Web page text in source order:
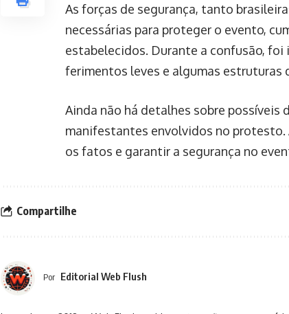
As forças de segurança, tanto
necessárias para proteger o evento,
estabelecidos. Durante a confusão,
ferimentos leves e algumas estruturas
Ainda não há detalhes sobre
manifestantes envolvidos no protesto.
os fatos e garantir a segurança no
Compartilhe
Por Editorial Web Flush